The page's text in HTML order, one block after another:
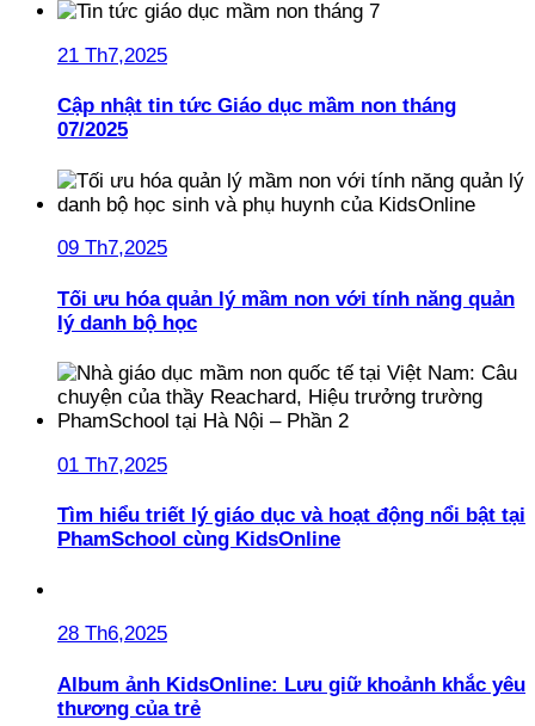
21 Th7,2025
Cập nhật tin tức Giáo dục mầm non tháng
07/2025
09 Th7,2025
Tối ưu hóa quản lý mầm non với tính năng quản
lý danh bộ học
01 Th7,2025
Tìm hiểu triết lý giáo dục và hoạt động nổi bật tại
PhamSchool cùng KidsOnline
28 Th6,2025
Album ảnh KidsOnline: Lưu giữ khoảnh khắc yêu
thương của trẻ